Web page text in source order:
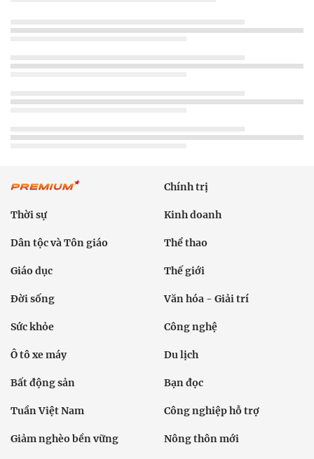
Chính trị
Thời sự Kinh doanh
Dân tộc và Tôn giáo Thể thao
Giáo dục Thế giới
Đời sống Văn hóa - Giải trí
Sức khỏe Công nghệ
Ô tô xe máy Du lịch
Bất động sản Bạn đọc
Tuần Việt Nam Công nghiệp hỗ trợ
Giảm nghèo bền vững Nông thôn mới